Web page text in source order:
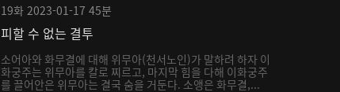
19화 2023-01-17 45분
피할 수 없는 결투
소어아와 화무결에 대해 위무아(천서노인)가 말하려 하자 이
화궁주는 위무아를 칼로 찌르고, 마지막 힘을 다해 이화궁주
를 끌어안은 위무아는 결국 숨을 거둔다. 소앵은 화무결,...